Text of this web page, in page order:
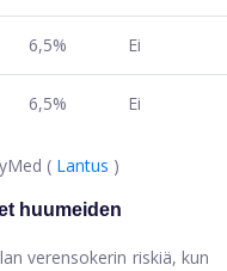
6,5% Ei
6,5% Ei
( Lantus )
huumeiden
verensokerin riskiä, ​​kun